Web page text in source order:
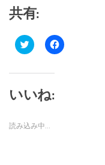
共有:
ク
リ
し
Twitter
で
(新
し
Facebook
で
いいね:
読み込み中…